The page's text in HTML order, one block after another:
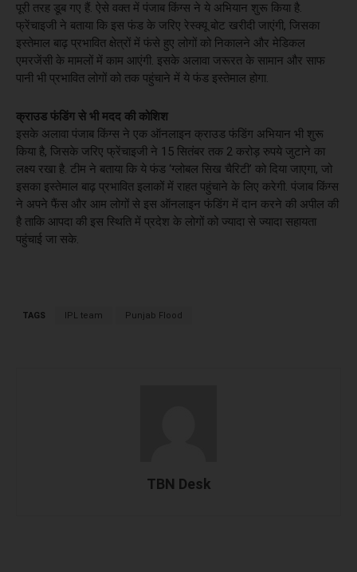
पूरी तरह डूब गए हैं. ऐसे वक्त में पंजाब किंग्स ने ये अभियान शुरू किया है.
फ्रेंचाइजी ने बताया कि इस फंड के जरिए रेस्क्यू बोट खरीदी जाएंगी, जिसका
इस्तेमाल बाढ़ प्रभावित क्षेत्रों में फंसे हुए लोगों को निकालने और मेडिकल
एमरजेंसी के मामलों में काम आएंगी. इसके अलावा जरूरत के सामान और साफ
पानी भी प्रभावित लोगों को तक पहुंचाने में ये फंड इस्तेमाल होगा.
क्राउड फंडिंग से भी मदद की कोशिश
इसके अलावा पंजाब किंग्स ने एक ऑनलाइन क्राउड फंडिंग अभियान भी शुरू
किया है, जिसके जरिए फ्रेंचाइजी ने 15 सितंबर तक 2 करोड़ रुपये जुटाने का
लक्ष्य रखा है. टीम ने बताया कि ये फंड ‘ग्लोबल सिख चैरिटी’ को दिया जाएगा, जो
इसका इस्तेमाल बाढ़ प्रभावित इलाकों में राहत पहुंचाने के लिए करेगी. पंजाब किंग्स
ने अपने फैंस और आम लोगों से इस ऑनलाइन फंडिंग में दान करने की अपील की
है ताकि आपदा की इस स्थिति में प्रदेश के लोगों को ज्यादा से ज्यादा सहायता
पहुंचाई जा सके.
TAGS IPL team Punjab Flood
TBN Desk